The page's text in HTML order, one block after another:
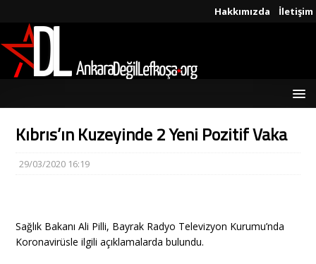
Hakkımızda İletişim
Kıbrıs’ın Kuzeyinde 2 Yeni Pozitif Vaka
29/03/2020 16:19
Sağlık Bakanı Ali Pilli, Bayrak Radyo Televizyon Kurumu’nda
Koronavirüsle ilgili açıklamalarda bulundu.